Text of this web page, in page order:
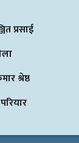
प्रसाई
श्रेष्ठ